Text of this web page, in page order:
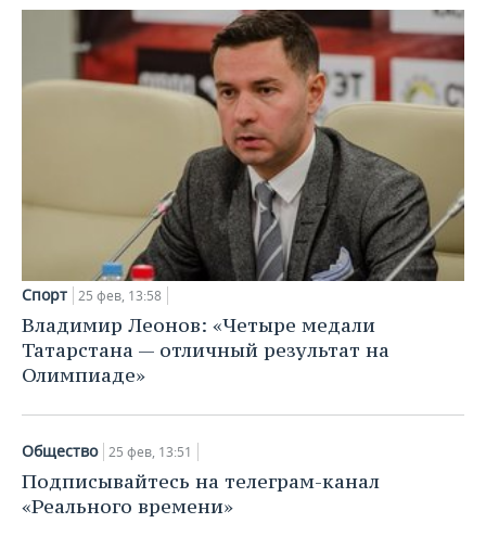
Спорт 25 фев, 13:58
Владимир Леонов: «Четыре медали
Татарстана — отличный результат на
Олимпиаде»
Общество 25 фев, 13:51
Подписывайтесь на телеграм-канал
«Реального времени»